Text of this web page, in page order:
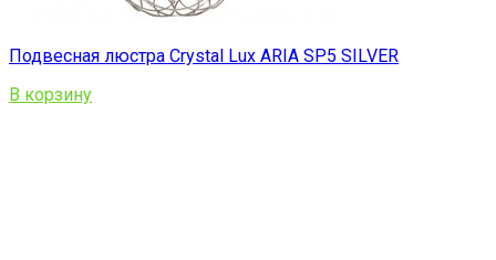
Подвесная люстра Crystal Lux ARIA SP5 SILVER
В корзину